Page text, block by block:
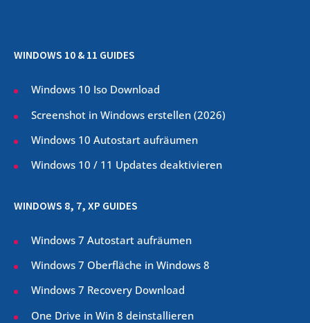
WINDOWS 10 & 11 GUIDES
Windows 10 Iso Download
Screenshot in Windows erstellen (2026)
Windows 10 Autostart aufräumen
Windows 10 / 11 Updates deaktivieren
WINDOWS 8, 7, XP GUIDES
Windows 7 Autostart aufräumen
Windows 7 Oberfläche in Windows 8
Windows 7 Recovery Download
One Drive in Win 8 deinstallieren